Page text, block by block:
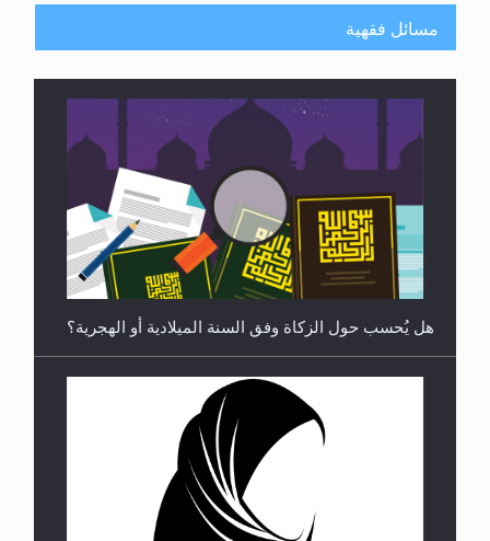
**الحصن الحصين من وساوس المعارضين ...**...
متطلَّبات التّحريك الجديد...
مسائل فقهية
المحجبات؟